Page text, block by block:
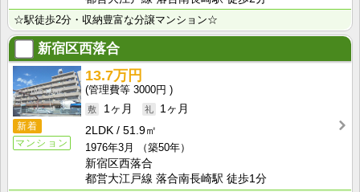
☆駅徒歩2分・収納豊富な分譲マンション☆
新宿区西落合
新着
マンション
13.7万円
3000円
1ヶ月
1ヶ月
2LDK
51.9㎡
1976年3月
（築50年）
新宿区西落合
都営大江戸線 落合南長崎駅 徒歩1分